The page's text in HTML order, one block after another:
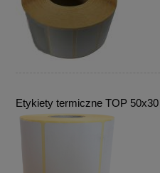
Etykiety termiczne TOP